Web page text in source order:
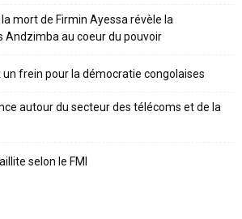
mort de Firmin Ayessa révèle la
Andzimba au coeur du pouvoir
un frein pour la démocratie congolaises
autour du secteur des télécoms et de la
selon le FMI